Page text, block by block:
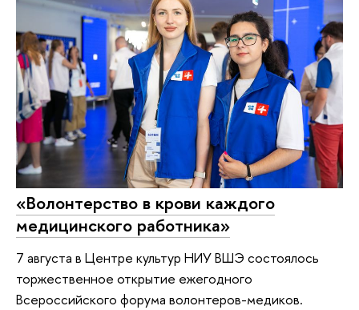
«Волонтерство в крови каждого
медицинского работника»
7 августа в Центре культур НИУ ВШЭ состоялось
торжественное открытие ежегодного
Всероссийского форума волонтеров-медиков.